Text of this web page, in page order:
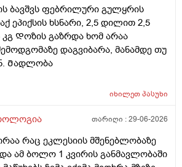
რა გამოკვლევა ჩავიტარო ვერ
ვარ ერთი თვე გავიდა და
ბავშვს ფებრილური გულყრის
ეპიქსის ხსნარი, 2,5 დილით 2,5
კგ Დოზის გაზრდა ხომ არაა
დაგვიბარა, მანამდე თუ
Მადლობა
იხილეთპასუხი
თარიღი :29-06-2026
რაც ეკლესიის მშენებლობაზე
ამ ბოლო 1 კვირის განმავლობაში